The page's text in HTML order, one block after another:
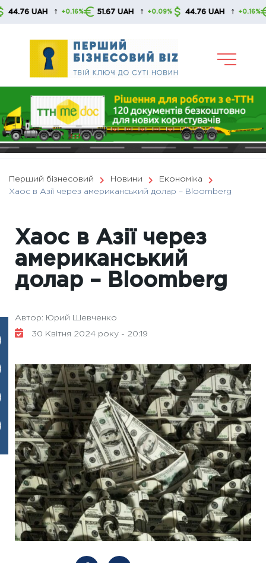
Skip
UAH ↑ +0.16% 51.67 UAH ↑ +0.09% 44.76 UAH ↑ +0.16%
Перший бізнесовий Новини
Економіка
Хаос в Азії через американський долар – Bloomberg
Хаос в Азії через
американський
долар – Bloomberg
Автор: Юрий Шевченко
30 Квітня 2024 року - 20:19